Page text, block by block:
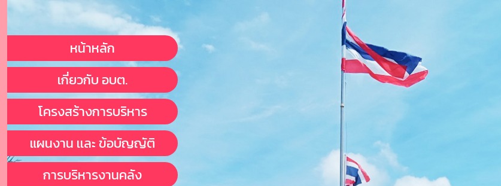
หน้าหลัก
เกี่ยวกับ อบต.
โครงสร้างการบริหาร
แผนงาน เเละ ข้อบัญญัติ
การบริหารงานคลัง